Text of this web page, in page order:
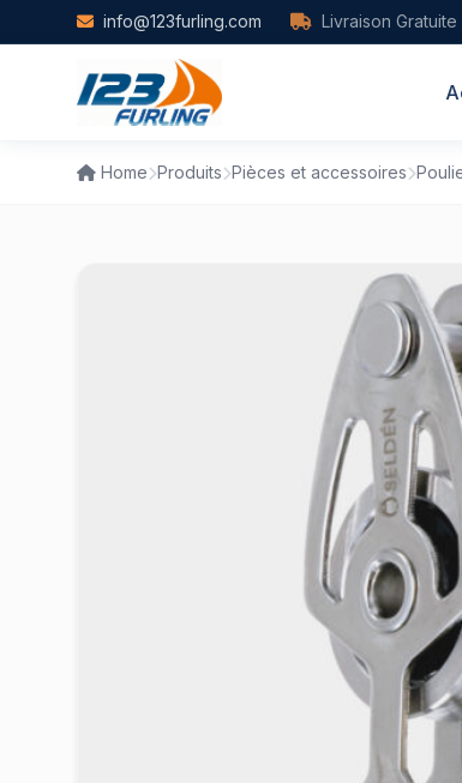
Skip to main content
info@123furling.com Livraison
Home Produits Pièces et accessoires